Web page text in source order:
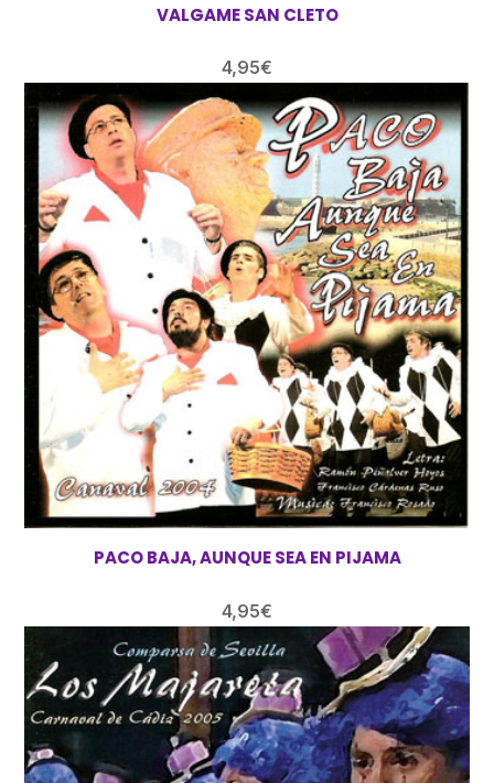
VALGAME SAN CLETO
4,95€
PACO BAJA, AUNQUE SEA EN PIJAMA
4,95€